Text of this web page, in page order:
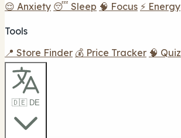
😌 Anxiety 😴 Sleep 🧠 Focus ⚡ Energy
Tools
📍 Store Finder 💰 Price Tracker 🧠 Quiz
🇩🇪 DE